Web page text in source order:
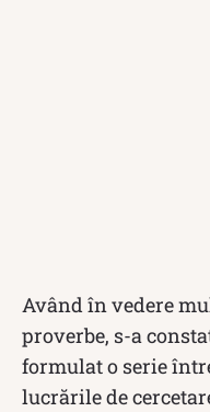
Având în vedere
proverbe, s-a
formulat o serie
lucrările de